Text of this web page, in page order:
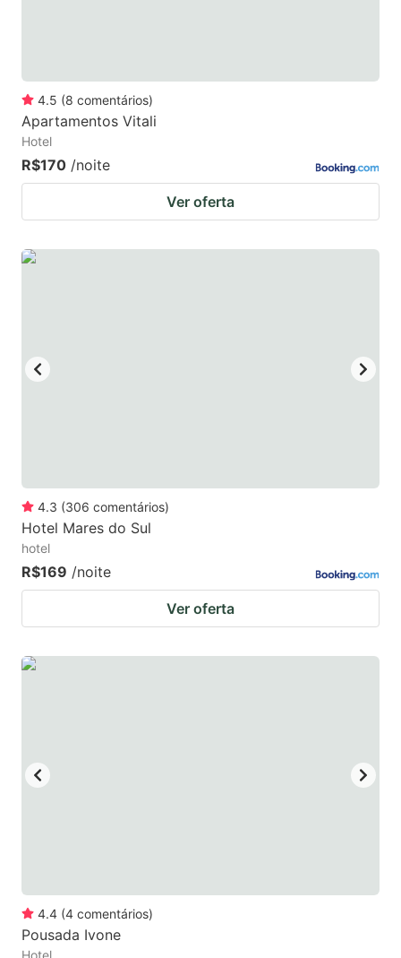
4.5 (8 comentários)
Apartamentos Vitali
Hotel
R$170 /noite
Ver oferta
4.3 (306 comentários)
Hotel Mares do Sul
hotel
R$169 /noite
Ver oferta
4.4 (4 comentários)
Pousada Ivone
Hotel